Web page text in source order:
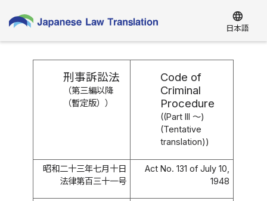
language
日本語
刑事訴訟法
（第三編以降
（暫定版））
Code of
Criminal
Procedure
((Part III ～)
(Tentative
translation))
昭和二十三年七月十日
法律第百三十一号
Act No. 131 of July 10,
1948